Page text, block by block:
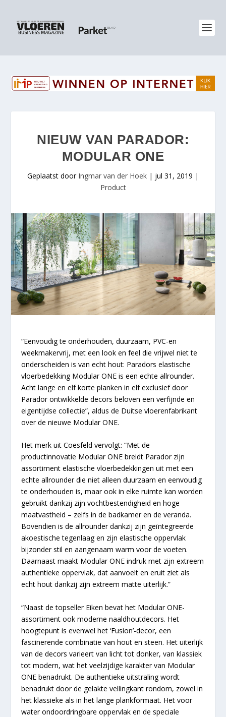
NIEUW VAN PARADOR:
MODULAR ONE
Geplaatst door Ingmar van der Hoek | jul 31, 2019 |
Product
“Eenvoudig te onderhouden, duurzaam, PVC-en
weekmakervrij, met een look en feel die vrijwel niet te
onderscheiden is van echt hout: Paradors elastische
vloerbedekking Modular ONE is een echte allrounder.
Acht lange en elf korte planken in elf exclusief door
Parador ontwikkelde decors beloven een verfijnde en
eigentijdse collectie”, aldus de Duitse vloerenfabrikant
over de nieuwe Modular ONE.
Het merk uit Coesfeld vervolgt: “Met de
productinnovatie Modular ONE breidt Parador zijn
assortiment elastische vloerbedekkingen uit met een
echte allrounder die niet alleen duurzaam en eenvoudig
te onderhouden is, maar ook in elke ruimte kan worden
gebruikt dankzij zijn vochtbestendigheid en hoge
maatvastheid – zelfs in de badkamer en de veranda.
Bovendien is de allrounder dankzij zijn geïntegreerde
akoestische tegenlaag en zijn elastische oppervlak
bijzonder stil en aangenaam warm voor de voeten.
Daarnaast maakt Modular ONE indruk met zijn extreem
authentieke oppervlak, dat aanvoelt en eruit ziet als
echt hout dankzij zijn extreem matte uiterlijk.”
“Naast de topseller Eiken bevat het Modular ONE-
assortiment ook moderne naaldhoutdecors. Het
hoogtepunt is evenwel het ‘Fusion’-decor, een
fascinerende combinatie van hout en steen. Het uiterlijk
van de decors varieert van licht tot donker, van klassiek
tot modern, wat het veelzijdige karakter van Modular
ONE benadrukt. De authentieke uitstraling wordt
benadrukt door de gelakte vellingkant rondom, zowel in
het klassieke als in het lange plankformaat. Het voor
water ondoordringbare oppervlak en de speciale